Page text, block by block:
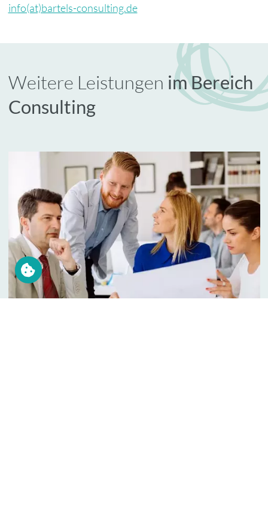
info(at)bartels-consulting.de
Weitere Leistungen im Bereich
Consulting